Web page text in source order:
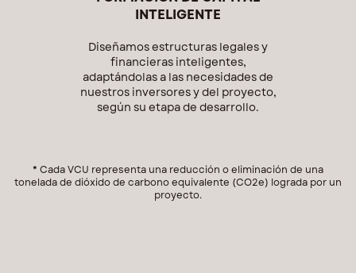
INTELIGENTE
Diseñamos estructuras legales y
financieras inteligentes,
adaptándolas a las necesidades de
nuestros inversores y del proyecto,
según su etapa de desarrollo.
* Cada VCU representa una reducción o eliminación de una
tonelada de dióxido de carbono equivalente (CO2e) lograda por un
proyecto.